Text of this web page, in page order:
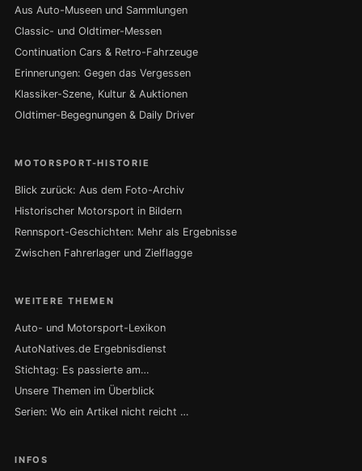
Aus Auto-Museen und Sammlungen
Classic- und Oldtimer-Messen
Continuation Cars & Retro-Fahrzeuge
Erinnerungen: Gegen das Vergessen
Klassiker-Szene, Kultur & Auktionen
Oldtimer-Begegnungen & Daily Driver
MOTORSPORT-HISTORIE
Blick zurück: Aus dem Foto-Archiv
Historischer Motorsport in Bildern
Rennsport-Geschichten: Mehr als Ergebnisse
Zwischen Fahrerlager und Zielflagge
WEITERE THEMEN
Auto- und Motorsport-Lexikon
AutoNatives.de Ergebnisdienst
Stichtag: Es passierte am…
Unsere Themen im Überblick
Serien: Wo ein Artikel nicht reicht …
INFOS